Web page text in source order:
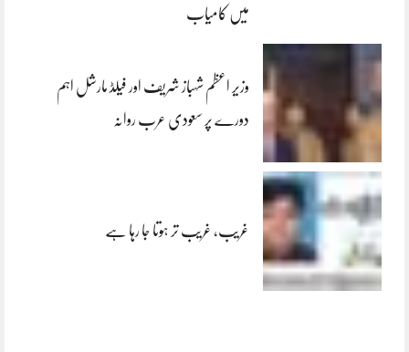
میں کامیاب
وزیر اعظم شہباز شریف اور فیلڈ مارشل اہم
دورے پر سعودی عرب روانہ
غریب، غریب تر ہوتا جا رہا ہے